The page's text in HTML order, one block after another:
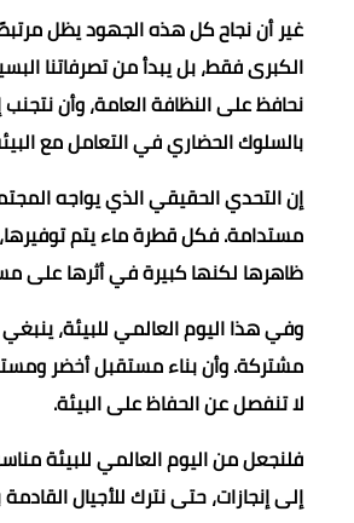
غير أن نجاح كل هذه الجهود يظل
الكبرى فقط، بل يبدأ من تصرفاتنا
نحافظ على النظافة العامة، وأن نتجنب
بالسلوك الحضاري في التعامل مع
إن التحدي الحقيقي الذي يواجه
مستدامة. فكل قطرة ماء يتم
ظاهرها لكنها كبيرة في أثرها على
وفي هذا اليوم العالمي للبيئة،
مشتركة. وأن بناء مستقبل أخضر
لا تنفصل عن الحفاظ على البيئة.
فلنجعل من اليوم العالمي للبيئة
إلى إنجازات، حتى نترك للأجيال